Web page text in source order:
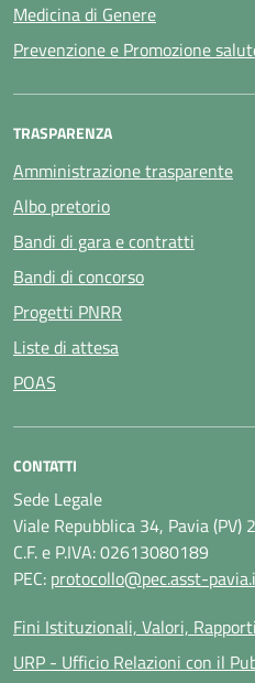
Medicina di Genere
Prevenzione e Promozione
TRASPARENZA
Amministrazione trasparente
Albo pretorio
Bandi di gara e contratti
Bandi di concorso
Progetti PNRR
Liste di attesa
POAS
CONTATTI
Sede Legale
Viale Repubblica 34, Pavia (PV)
C.F. e P.IVA: 02613080189
PEC: protocollo@pec.asst-
Fini Istituzionali, Valori,
URP - Ufficio Relazioni con il